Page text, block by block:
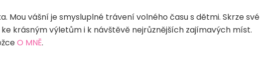
Mou vášní je smysluplné trávení volného času s dětmi. Skrze své
krásným výletům i k návštěvě nejrůznějších zajímavých míst.
O MNĚ.